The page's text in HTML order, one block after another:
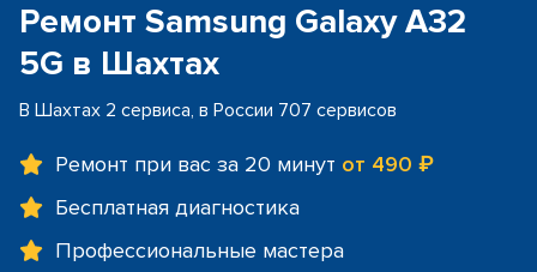
Ремонт Samsung Galaxy A32
5G в Шахтах
В Шахтах 2 сервиса, в России 707 сервисов
Ремонт при вас за 20 минут от 490 ₽
Бесплатная диагностика
Профессиональные мастера